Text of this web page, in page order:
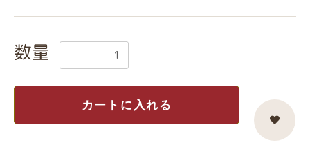
数量
カートに入れる